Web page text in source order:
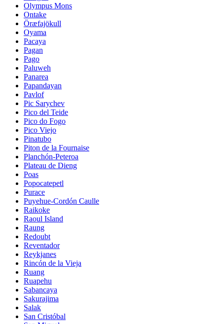
Olympus Mons
Ontake
Öræfajökull
Oyama
Pacaya
Pagan
Pago
Paluweh
Panarea
Papandayan
Pavlof
Pic Sarychev
Pico del Teide
Pico do Fogo
Pico Viejo
Pinatubo
Piton de la Fournaise
Planchón-Peteroa
Plateau de Dieng
Poas
Popocatepetl
Purace
Puyehue-Cordón Caulle
Raikoke
Raoul Island
Raung
Redoubt
Reventador
Reykjanes
Rincón de la Vieja
Ruang
Ruapehu
Sabancaya
Sakurajima
Salak
San Cristóbal